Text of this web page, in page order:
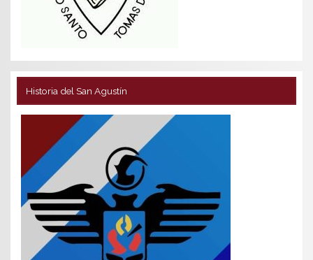
Historia del San Agustín